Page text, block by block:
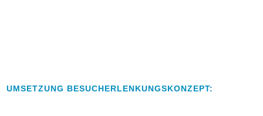
UMSETZUNG BESUCHERLENKUNGSKONZEPT: